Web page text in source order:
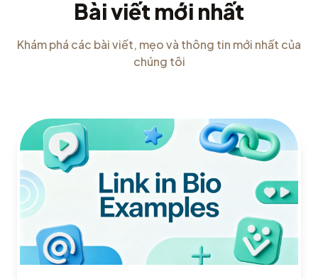
Bài viết mới nhất
Khám phá các bài viết, mẹo và thông tin mới nhất của
chúng tôi